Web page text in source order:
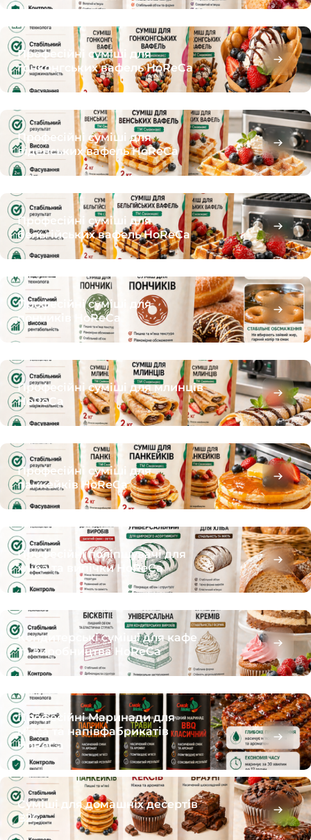
Професійні суміші для
гонконгських вафель HoReCa
Професійні суміші для
віденських вафель HoReCa
Професійні суміші для
бельгійських вафель HoReCa
Професійні суміші для
пончиків HoReCa
Професійні суміші для млинців
HoReCa
Професійні суміші для
панкейків HoReCa
Професійні поліпшувачі для
хліба та випічки HoReCa
Кондитерські суміші для кафе
та виробництва HoReCa
Професійні Маринади для
м’яса та напівфабрикатів
HoReCa
Суміші для домашніх десертів
B2C